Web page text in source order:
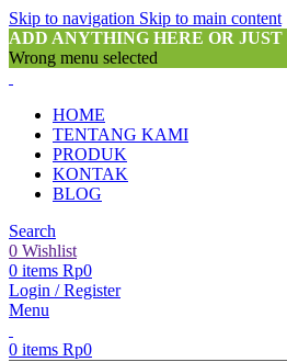
Skip to navigation Skip to main content
ADD ANYTHING HERE OR
Wrong menu selected
HOME
TENTANG KAMI
PRODUK
KONTAK
BLOG
Search
0 Wishlist
0 items Rp0
Login / Register
Menu
0 items Rp0